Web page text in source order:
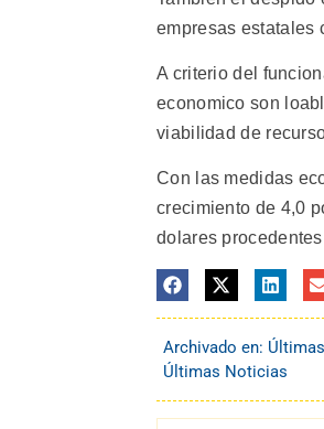
empresas estatales
A criterio del
economico son
viabilidad de
Con las medidas
crecimiento de 4,0
dolares
Archivado en:
Últimas Noticias